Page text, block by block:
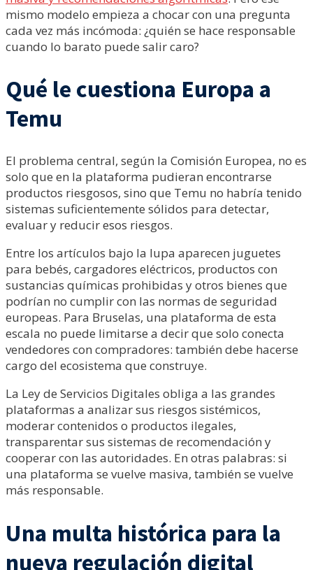
mismo modelo empieza a chocar con una pregunta
cada vez más incómoda: ¿quién se hace responsable
cuando lo barato puede salir caro?
Qué le cuestiona Europa a
Temu
El problema central, según la Comisión Europea, no es
solo que en la plataforma pudieran encontrarse
productos riesgosos, sino que Temu no habría tenido
sistemas suficientemente sólidos para detectar,
evaluar y reducir esos riesgos.
Entre los artículos bajo la lupa aparecen juguetes
para bebés, cargadores eléctricos, productos con
sustancias químicas prohibidas y otros bienes que
podrían no cumplir con las normas de seguridad
europeas. Para Bruselas, una plataforma de esta
escala no puede limitarse a decir que solo conecta
vendedores con compradores: también debe hacerse
cargo del ecosistema que construye.
La Ley de Servicios Digitales obliga a las grandes
plataformas a analizar sus riesgos sistémicos,
moderar contenidos o productos ilegales,
transparentar sus sistemas de recomendación y
cooperar con las autoridades. En otras palabras: si
una plataforma se vuelve masiva, también se vuelve
más responsable.
Una multa histórica para la
nueva regulación digital